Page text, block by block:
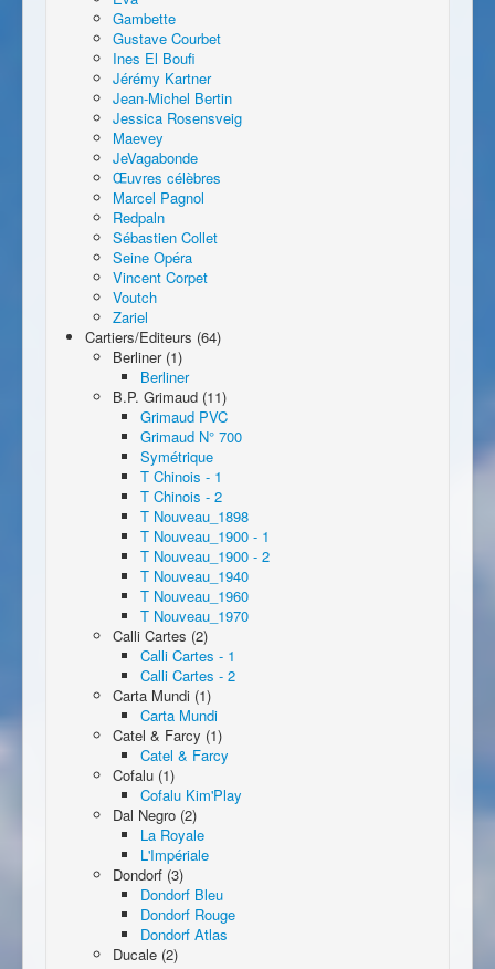
Gambette
Gustave Courbet
Ines El Boufi
Jérémy Kartner
Jean-Michel Bertin
Jessica Rosensveig
Maevey
JeVagabonde
Œuvres célèbres
Marcel Pagnol
Redpaln
Sébastien Collet
Seine Opéra
Vincent Corpet
Voutch
Zariel
Cartiers/Editeurs (64)
Berliner (1)
Berliner
B.P. Grimaud (11)
Grimaud PVC
Grimaud N° 700
Symétrique
T Chinois - 1
T Chinois - 2
T Nouveau_1898
T Nouveau_1900 - 1
T Nouveau_1900 - 2
T Nouveau_1940
T Nouveau_1960
T Nouveau_1970
Calli Cartes (2)
Calli Cartes - 1
Calli Cartes - 2
Carta Mundi (1)
Carta Mundi
Catel & Farcy (1)
Catel & Farcy
Cofalu (1)
Cofalu Kim'Play
Dal Negro (2)
La Royale
L'Impériale
Dondorf (3)
Dondorf Bleu
Dondorf Rouge
Dondorf Atlas
Ducale (2)